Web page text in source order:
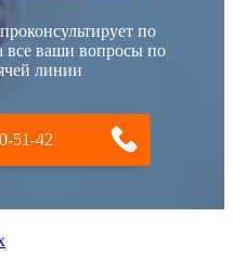
по
все ваши вопросы по
линии
51-42